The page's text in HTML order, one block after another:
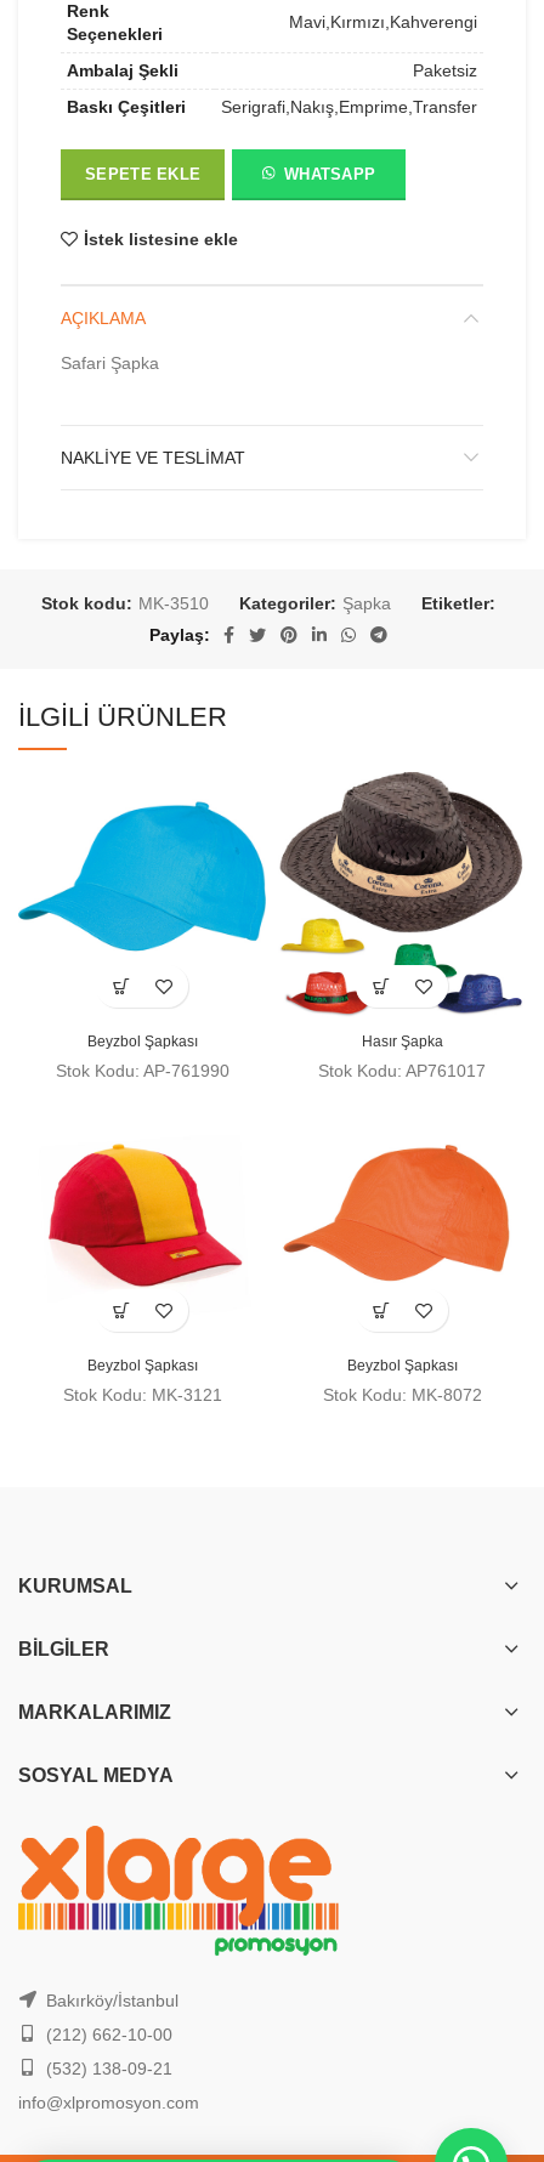
Renk
Seçenekleri
Mavi,Kırmızı,Kahverengi
Ambalaj Şekli
Paketsiz
Baskı Çeşitleri
Serigrafi,Nakış,Emprime,Transfer
SEPETE EKLE WHATSAPP
İstek listesine ekle
AÇIKLAMA
Safari Şapka
NAKLIYE VE TESLIMAT
Stok kodu: MK-3510 Kategoriler: Şapka
Etiketler:
Paylaş
İLGILI ÜRÜNLER
Beyzbol Şapkası
Stok Kodu: AP-761990
Hasır Şapka
Stok Kodu: AP761017
Beyzbol Şapkası
Stok Kodu: MK-3121
Beyzbol Şapkası
Stok Kodu: MK-8072
KURUMSAL
BILGILER
MARKALARIMIZ
SOSYAL MEDYA
Bakırköy/İstanbul
(212) 662-10-00
(532) 138-09-21
info@xlpromosyon.com